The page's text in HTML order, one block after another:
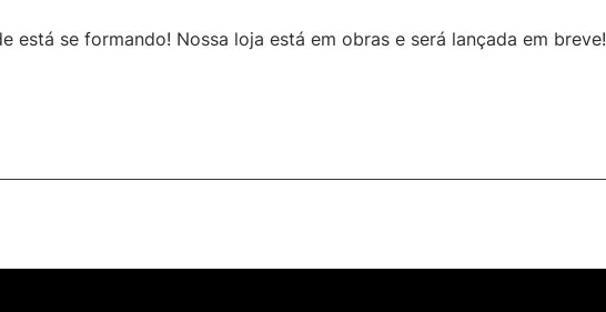
está se formando! Nossa loja está em obras e será lançada em breve!